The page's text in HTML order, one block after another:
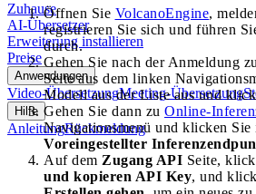
Zuhause
AI-Übersetzer
Erweiterung installieren
Preise
Anwendungen
Video-ÜbersetzungMeeting-Übersetzung
Hilfe
AnleitungRückmeldung
Öffnen Sie VolcanoEngine,
registrieren Sie sich und führen
durch.
Gehen Sie nach der Anmeldung zu
Seite aus dem linken
Modell aus der Liste aus und
Gehen Sie dann zu Online-
Navigationsmenü und klicken Sie
Voreingestellter
Auf dem Zugang API Seite,
und kopieren API Key, und